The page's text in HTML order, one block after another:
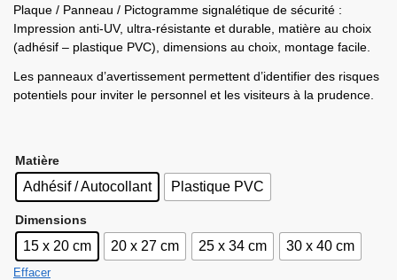
Plaque / Panneau / Pictogramme signalétique de sécurité :
Impression anti-UV, ultra-résistante et durable, matière au choix
(adhésif – plastique PVC), dimensions au choix, montage facile.
Les panneaux d’avertissement permettent d’identifier des risques
potentiels pour inviter le personnel et les visiteurs à la prudence.
Matière
Adhésif / Autocollant Plastique PVC
Dimensions
15 x 20 cm 20 x 27 cm 25 x 34 cm 30 x 40 cm
Effacer